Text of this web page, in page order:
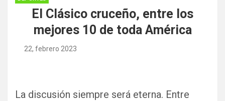
El Clásico cruceño, entre los
mejores 10 de toda América
22, febrero 2023
La discusión siempre será eterna. Entre